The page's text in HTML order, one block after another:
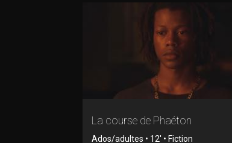
La course de Phaéton
Ados/adultes • 12' • Fiction